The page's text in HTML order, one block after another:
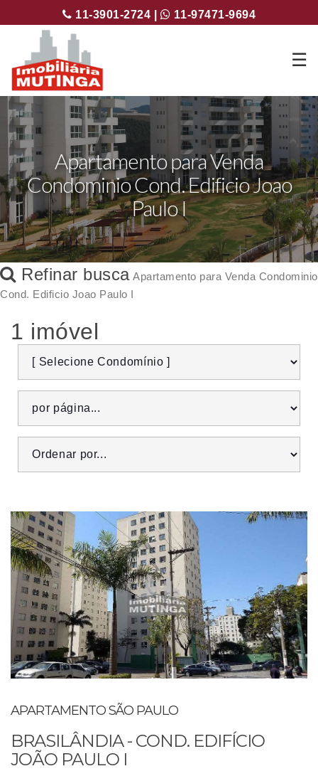
11-3901-2724 | 11-97471-9694
☰
Apartamento para Venda
Condominio Cond. Edificio Joao
Paulo I
Refinar busca Apartamento para Venda Condominio
Cond. Edificio Joao Paulo I
1 imóvel
APARTAMENTO SÃO PAULO
BRASILÂNDIA - COND. EDIFÍCIO
JOÃO PAULO I